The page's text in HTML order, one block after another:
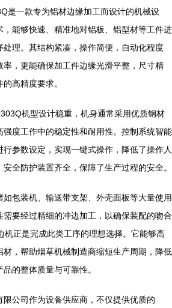
是一款专为铝材边缘加工而设计的机械设
能够快速、精准地对铝板、铝型材等工件进
理。其结构紧凑，操作简便，自动化程度
，更能确保加工件边缘光滑平整，尺寸精
高精度要求。
机型设计稳重，机身通常采用优质钢材
度工作中的稳定性和耐用性。控制系统智能
参数设定，实现一键式操作，降低了操作人
全防护装置齐全，保障了生产过程的安全。
包装机、输送带支架、外壳面板等大量使用
要经过精细的冲边加工，以确保装配的吻合
机正是完成此类工序的理想选择。它能够高
，帮助烟草机械制造商缩短生产周期，降低
的整体质量与可靠性。
限公司作为设备供应商，不仅提供优质的